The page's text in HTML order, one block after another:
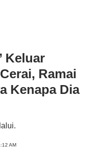
Keluar
Ramai
Kenapa Dia
AM